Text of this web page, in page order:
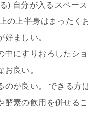
) 自分が入るスペー
の上半身はまったく
ましい。
にすりおろしたシ
良い。
が良い。 できる方
素の飲用を併せる